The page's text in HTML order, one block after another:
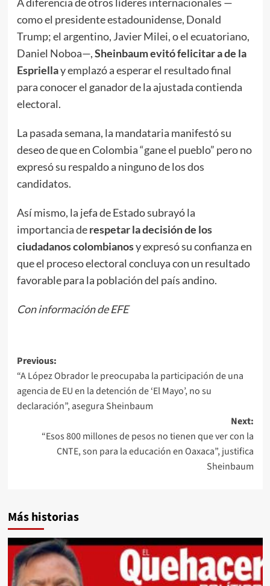
A diferencia de otros líderes internacionales —
como el presidente estadounidense, Donald
Trump; el argentino, Javier Milei, o el ecuatoriano,
Daniel Noboa—,Sheinbaum evitó felicitar a de la
Espriellay emplazó a esperar el resultado final
para conocer el ganador de la ajustada contienda
electoral.
La pasada semana, la mandataria manifestó su
deseo de que en Colombia “gane el pueblo” pero no
expresó su respaldo a ninguno de los dos
candidatos.
Así mismo, la jefa de Estado subrayó la
importancia derespetar la decisión de los
ciudadanos colombianosy expresó su confianza en
que el proceso electoral concluya con un resultado
favorable para la población del país andino.
Con información de EFE
Post
navigation
Previous:
“A López Obrador le preocupaba la participación de una
agencia de EU en la detención de ‘El Mayo’, no su
declaración”, asegura Sheinbaum
Next:
“Esos 800 millones de pesos no tienen que ver con la
CNTE, son para la educación en Oaxaca”, justifica
Sheinbaum
Más historias